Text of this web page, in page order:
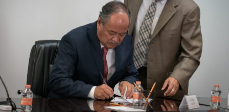
Población ocupada sube a 56.1 millones en febrero
Fertilizantes se encarecerán 13% en el mundo